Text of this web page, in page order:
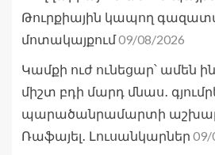
Թուրքիային կապող
մոտակայքում09/08/2026
Կամքի ուժ ունեցար՝ ամեն
միշտ բդի մարդ մնաս․
պարածանրամարտի
Ռաֆայել․ Լուսանկարներ 09/